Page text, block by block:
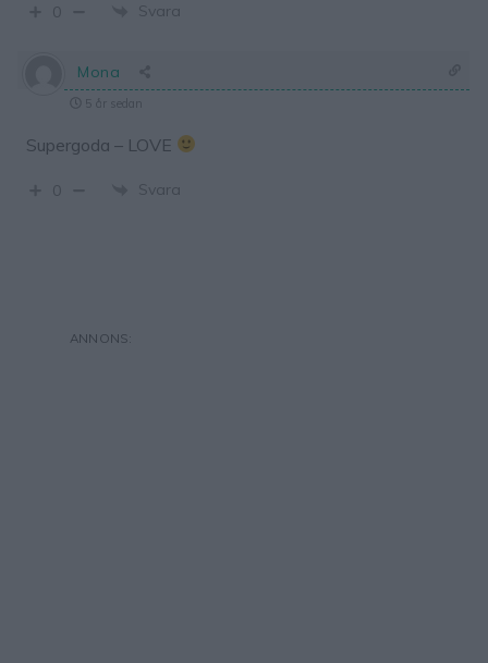
0 Svara
Mona
5 år sedan
Supergoda – LOVE
0 Svara